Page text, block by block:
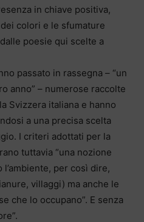
in chiave positiva,
colori e le sfumature
poesie qui scelte a
passato in rassegna – “un
anno” – numerose raccolte
Svizzera italiana e hanno
a una precisa scelta
I criteri adottati per la
tuttavia “una nozione
per così dire,
villaggi) ma anche le
che lo occupano”. E senza